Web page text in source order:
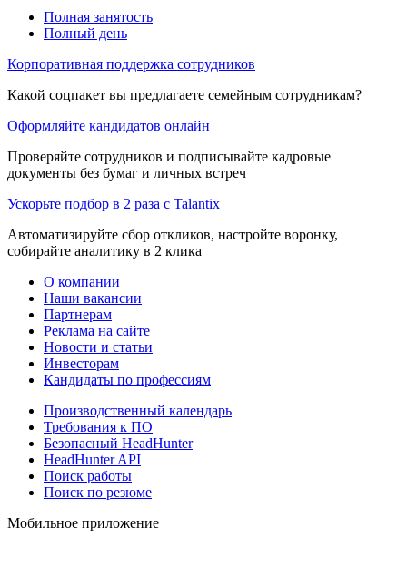
Полная занятость
Полный день
Корпоративная поддержка сотрудников
Какой соцпакет вы предлагаете семейным сотрудникам?
Оформляйте кандидатов онлайн
Проверяйте сотрудников и подписывайте кадровые
документы без бумаг и личных встреч
Ускорьте подбор в 2 раза с Talantix
Автоматизируйте сбор откликов, настройте воронку,
собирайте аналитику в 2 клика
О компании
Наши вакансии
Партнерам
Реклама на сайте
Новости и статьи
Инвесторам
Кандидаты по профессиям
Производственный календарь
Требования к ПО
Безопасный HeadHunter
HeadHunter API
Поиск работы
Поиск по резюме
Мобильное приложение